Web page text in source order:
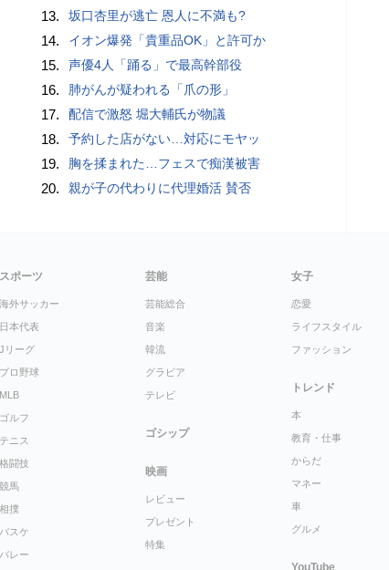
13. 坂口杏里が逃亡 恩人に不満も?
14. イオン爆発「貴重品OK」と許可か
15. 声優4人「踊る」で最高幹部役
16. 肺がんが疑われる「爪の形」
17. 配信で激怒 堀大輔氏が物議
18. 予約した店がない…対応にモヤッ
19. 胸を揉まれた…フェスで痴漢被害
20. 親が子の代わりに代理婚活 賛否
スポーツ
海外サッカー
日本代表
Jリーグ
プロ野球
MLB
ゴルフ
テニス
格闘技
競馬
相撲
バスケ
バレー
芸能
芸能総合
音楽
韓流
グラビア
テレビ
ゴシップ
映画
レビュー
プレゼント
特集
女子
恋愛
ライフスタイル
ファッション
トレンド
本
教育・仕事
からだ
マネー
車
グルメ
YouTube